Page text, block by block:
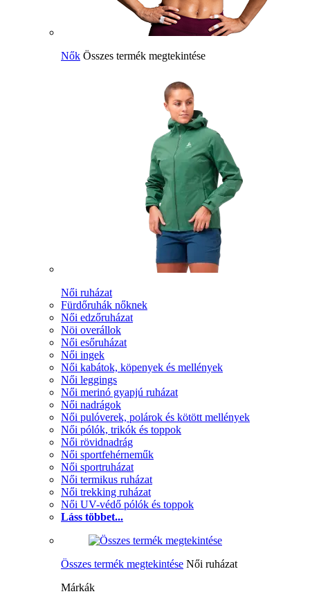
Nők Összes termék megtekintése
Női ruházat
Fürdőruhák nőknek
Női edzőruházat
Nöi overállok
Női esőruházat
Női ingek
Női kabátok, köpenyek és mellények
Női leggings
Női merinó gyapjú ruházat
Női nadrágok
Női pulóverek, polárok és kötött mellények
Női pólók, trikók és toppok
Női rövidnadrág
Női sportfehérneműk
Női sportruházat
Női termikus ruházat
Női trekking ruházat
Női UV-védő pólók és toppok
Láss többet...
Összes termék megtekintése Női ruházat
Márkák